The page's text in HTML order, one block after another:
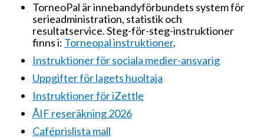
TorneoPal är innebandyförbundets system för
serieadministration, statistik och
resultatservice. Steg-för-steg-instruktioner
finns i: Torneopal instruktioner.
Instruktioner för sociala medier-ansvarig
Uppgifter för lagets huoltaja
Instruktioner för iZettle
ÅIF reseräkning 2026
Caféprislista mall